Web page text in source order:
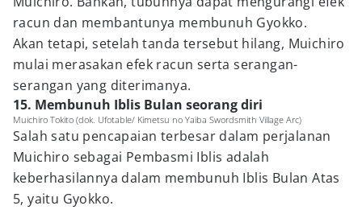
racun dan membantunya membunuh Gyokko.
Akan tetapi, setelah tanda tersebut hilang, Muichiro
mulai merasakan efek racun serta serangan-
serangan yang diterimanya.
15. Membunuh Iblis Bulan seorang diri
Muichiro Tokito (dok. Ufotable/ Kimetsu no Yaiba Swordsmith Village Arc)
Salah satu pencapaian terbesar dalam perjalanan
Muichiro sebagai Pembasmi Iblis adalah
keberhasilannya dalam membunuh Iblis Bulan Atas
5, yaitu Gyokko.